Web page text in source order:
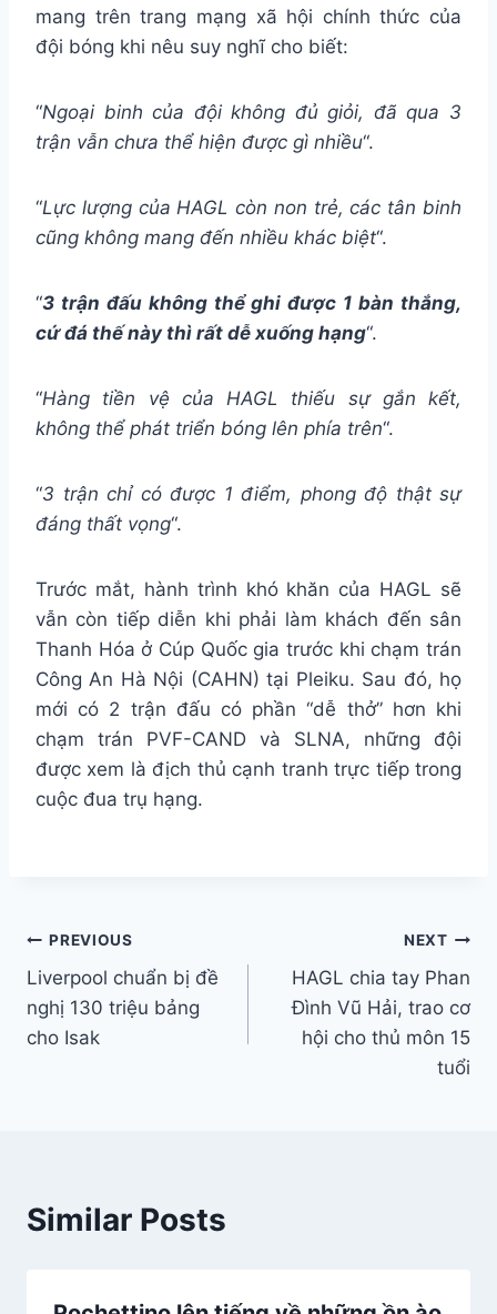
mang trên trang mạng xã hội chính thức của
đội bóng khi nêu suy nghĩ cho biết:
“Ngoại binh của đội không đủ giỏi, đã qua 3
trận vẫn chưa thể hiện được gì nhiều“.
“Lực lượng của HAGL còn non trẻ, các tân binh
cũng không mang đến nhiều khác biệt“.
“3 trận đấu không thể ghi được 1 bàn thắng,
cứ đá thế này thì rất dễ xuống hạng“.
“Hàng tiền vệ của HAGL thiếu sự gắn kết,
không thể phát triển bóng lên phía trên“.
“3 trận chỉ có được 1 điểm, phong độ thật sự
đáng thất vọng“.
Trước mắt, hành trình khó khăn của HAGL sẽ
vẫn còn tiếp diễn khi phải làm khách đến sân
Thanh Hóa ở Cúp Quốc gia trước khi chạm trán
Công An Hà Nội (CAHN) tại Pleiku. Sau đó, họ
mới có 2 trận đấu có phần “dễ thở” hơn khi
chạm trán PVF-CAND và SLNA, những đội
được xem là địch thủ cạnh tranh trực tiếp trong
cuộc đua trụ hạng.
Điều
hướng
bài
PREVIOUS
Liverpool chuẩn bị đề
nghị 130 triệu bảng
cho Isak
NEXT
HAGL chia tay Phan
Đình Vũ Hải, trao cơ
hội cho thủ môn 15
tuổi
Similar Posts